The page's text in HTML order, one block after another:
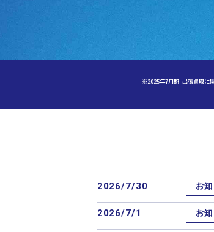
※2025年7月期_出張買取に
2026/7/30 お
2026/7/1 お